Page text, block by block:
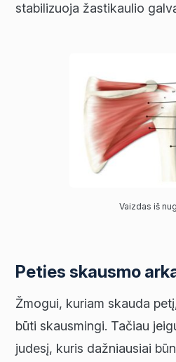
stabilizuoja žastikaulio
Vaizdas iš
Peties skausmo
Žmogui, kuriam skauda
būti skausmingi. Tačiau
judesį, kuris dažniausiai